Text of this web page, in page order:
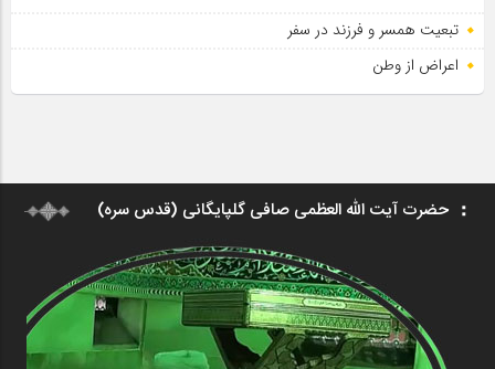
تبعیت همسر و فرزند در سفر
اعراض از وطن
حضرت آیت الله العظمی صافی گلپایگانی (قدس سره)